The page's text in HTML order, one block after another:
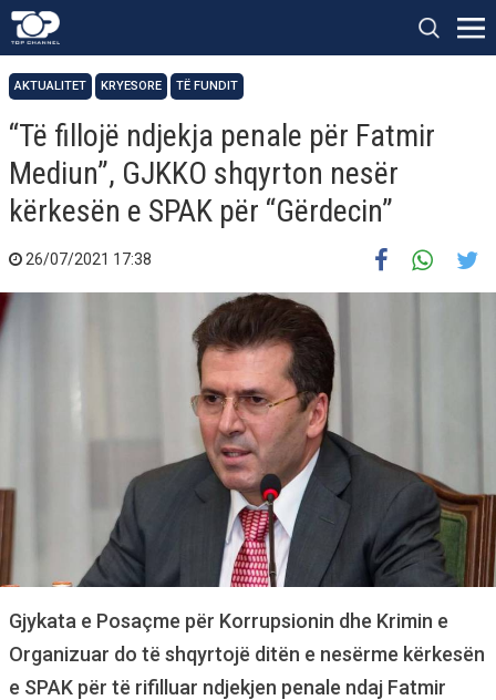
AKTUALITET KRYESORE TË FUNDIT
“Të fillojë ndjekja penale për Fatmir
Mediun”, GJKKO shqyrton nesër
kërkesën e SPAK për “Gërdecin”
26/07/2021 17:38
Gjykata e Posaçme për Korrupsionin dhe Krimin e
Organizuar do të shqyrtojë ditën e nesërme kërkesën
e SPAK për të rifilluar ndjekjen penale ndaj Fatmir